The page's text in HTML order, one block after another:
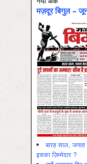
मज़दूर बिगुल –
बारह साल,
इसका ज़िम्मेदार ?